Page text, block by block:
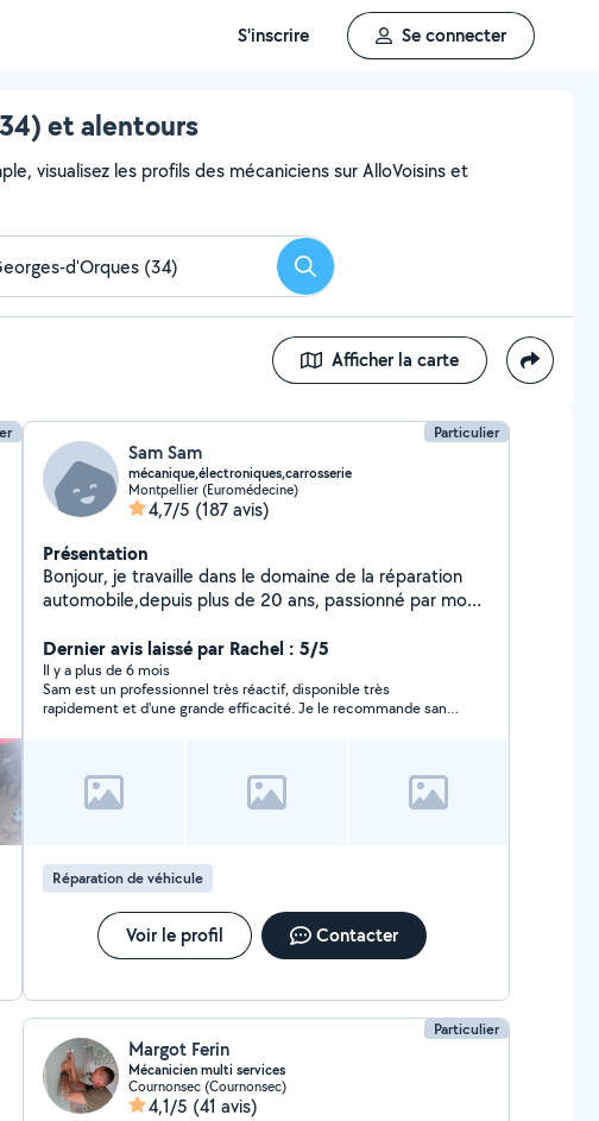
S'inscrire Se connecter
et alentours
visualisez les profils des mécaniciens sur AlloVoisins et
Rechercher
Afficher la carte
Particulier
Sam Sam
mécanique,électroniques,carrosserie
Montpellier (Euromédecine)
4,7/5 (187 avis)
Présentation
Bonjour, je travaille dans le domaine de la réparation
automobile,depuis plus de 20 ans, passionné par mon
mécanique,électronique, diagnostic, carrosserie,et
accompagnement pour l'achat d'un véhicule d'occasion.
Dernier avis laissé par Rachel : 5/5
Il y a plus de 6 mois
Sam est un professionnel très réactif, disponible très
rapidement et d'une grande efficacité. Je le recommande sans
Réparation de véhicule
Voir le profil Contacter
Particulier
Margot Ferin
Mécanicien multi services
Cournonsec (Cournonsec)
4,1/5 (41 avis)